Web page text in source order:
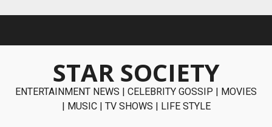
STAR SOCIETY
ENTERTAINMENT NEWS | CELEBRITY GOSSIP | MOVIES
| MUSIC | TV SHOWS | LIFE STYLE